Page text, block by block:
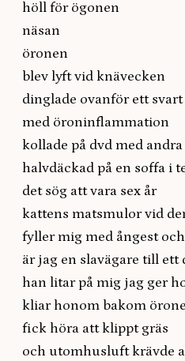
höll för ögonen
näsan
öronen
blev lyft vid knävecken
dinglade ovanför ett
med öroninflammation
kollade på dvd med
halvdäckad på en soffa i
det sög att vara sex år
kattens matsmulor vid
fyller mig med ångest
är jag en slavägare till ett
han litar på mig jag ger
kliar honom bakom
fick höra att klippt gräs
och utomhusluft krävde